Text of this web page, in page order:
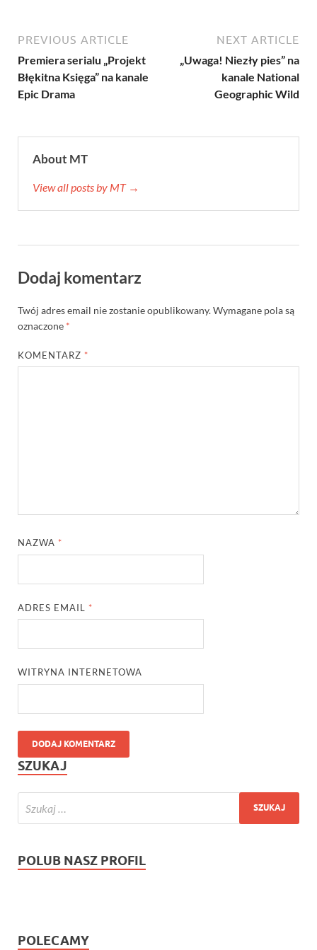
PREVIOUS ARTICLE
Premiera serialu „Projekt
Błękitna Księga” na kanale
Epic Drama
NEXT ARTICLE
„Uwaga! Niezły pies” na
kanale National
Geographic Wild
About MT
View all posts by MT →
Dodaj komentarz
Twój adres email nie zostanie opublikowany.Wymagane pola są
oznaczone *
KOMENTARZ *
NAZWA *
ADRES EMAIL *
WITRYNA INTERNETOWA
SZUKAJ
POLUB NASZ PROFIL
POLECAMY